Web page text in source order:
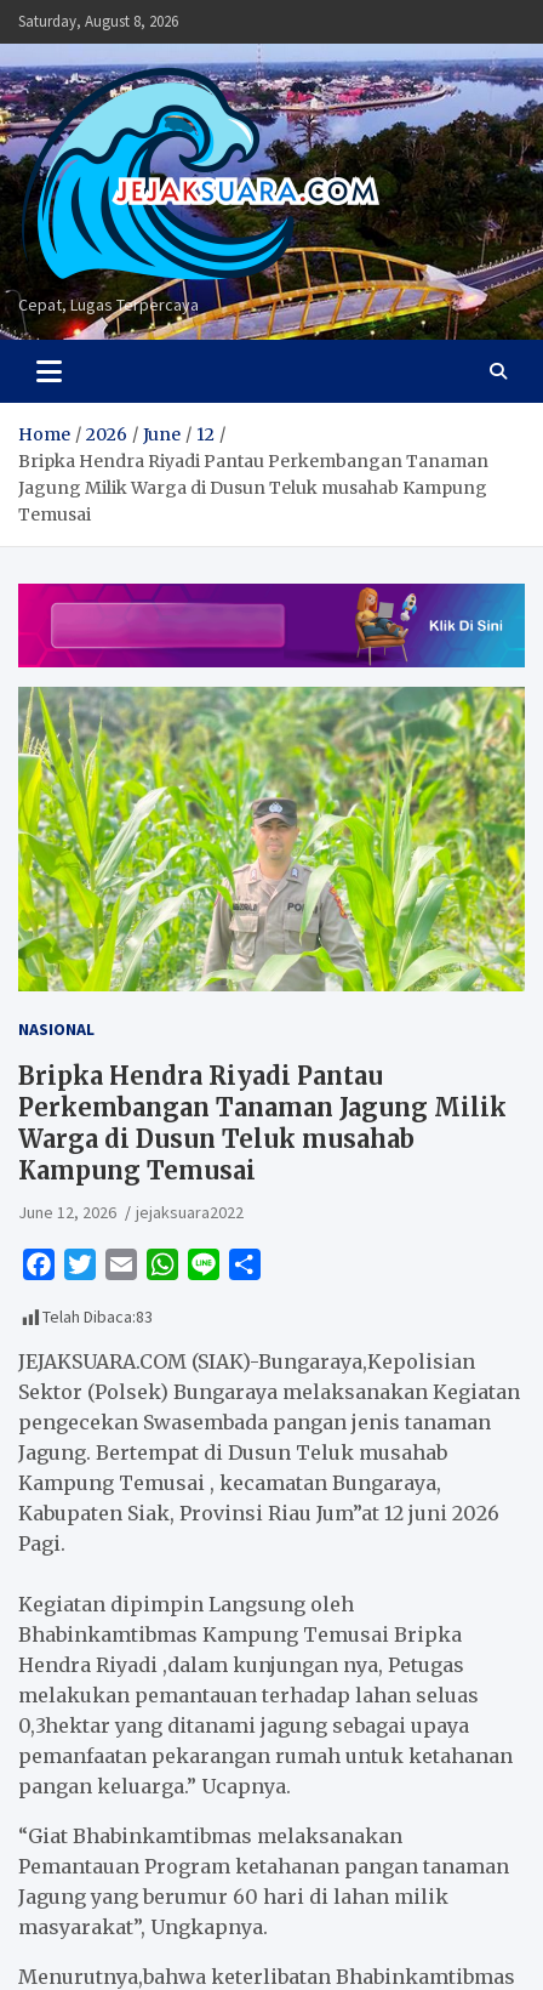
Skip
to
content
Saturday, August 8, 2026
Cepat, Lugas Terpercaya
Home 2026 June
12
Bripka Hendra Riyadi Pantau Perkembangan Tanaman
Jagung Milik Warga di Dusun Teluk musahab Kampung
Temusai
NASIONAL
Bripka Hendra Riyadi Pantau
Perkembangan Tanaman Jagung Milik
Warga di Dusun Teluk musahab
Kampung Temusai
June 12, 2026 jejaksuara2022
c
e
b
o
o
k
i
t
t
e
r
a
i
l
W
t
s
A
p
p
e
r
e
Telah Dibaca:83
JEJAKSUARA.COM (SIAK)-Bungaraya,Kepolisian
Sektor (Polsek) Bungaraya melaksanakan Kegiatan
pengecekan Swasembada pangan jenis tanaman
Jagung. Bertempat di Dusun Teluk musahab
Kampung Temusai , kecamatan Bungaraya,
Kabupaten Siak, Provinsi Riau Jum”at 12 juni 2026
Pagi.
‎Kegiatan dipimpin Langsung oleh
Bhabinkamtibmas Kampung Temusai Bripka
Hendra Riyadi ,dalam kunjungan nya, Petugas
melakukan pemantauan terhadap lahan seluas
0,3hektar yang ditanami jagung sebagai upaya
pemanfaatan pekarangan rumah untuk ketahanan
pangan keluarga.” Ucapnya.
“Giat Bhabinkamtibmas melaksanakan
Pemantauan Program ketahanan pangan tanaman
Jagung yang berumur 60 hari di lahan milik
masyarakat”, Ungkapnya.
Menurutnya,bahwa keterlibatan Bhabinkamtibmas